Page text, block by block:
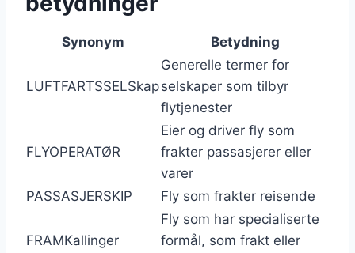
Synonym Betydning
LUFTFARTSSELSkap
Generelle termer for
selskaper som tilbyr
flytjenester
FLYOPERATØR
Eier og driver fly som
frakter passasjerer eller
varer
PASSASJERSKIP
Fly som frakter reisende
FRAMKallinger
Fly som har specialiserte
formål, som frakt eller